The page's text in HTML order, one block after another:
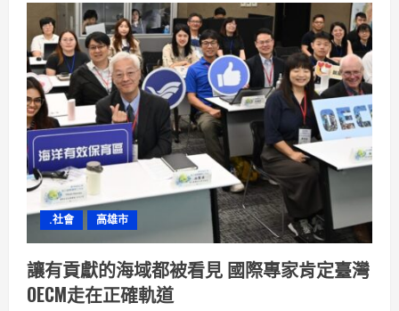
洋
委
員
會
115
年
教
師
研
習
營
暑
期
登
結
合
海
洋
實
務
與
親
海
.社會 高雄市
讓有貢獻的海域都被看見 國際專家肯定臺灣
OECM走在正確軌道